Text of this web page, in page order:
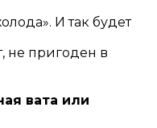
И так будет
не пригоден в
вата или